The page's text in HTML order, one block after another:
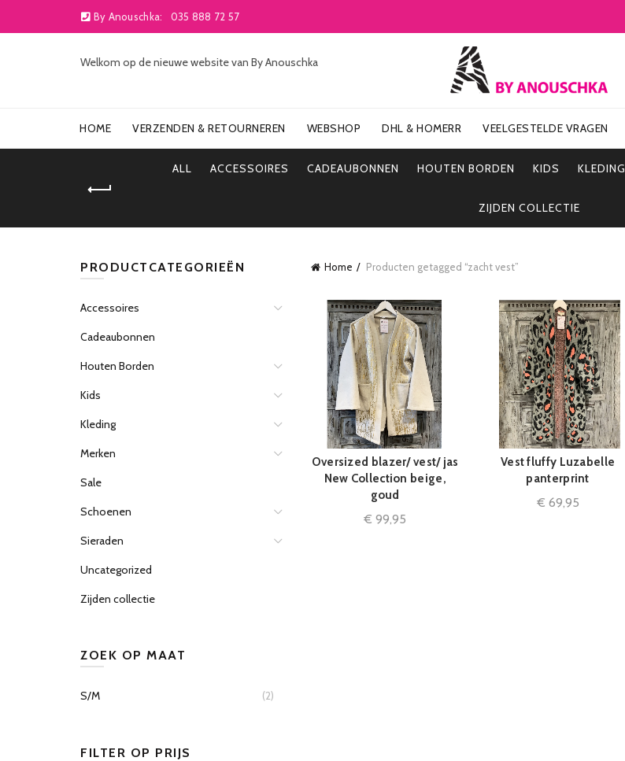
By Anouschka: 035 888 72 57
Welkom op de nieuwe website van By Anouschka
HOME VERZENDEN & RETOURNEREN WEBSHOP DHL & HOMERR VEELGESTELDE VRAGEN
ALL ACCESSOIRES CADEAUBONNEN HOUTEN BORDEN KIDS KLEDING
ZIJDEN COLLECTIE
Home Producten getagged “zacht vest”
IN WINKELMAND
Oversized blazer/ vest/ jas
New Collection beige,
goud
€ 99,95
IN WINKELMAND
Vest fluffy Luzabelle
panterprint
€ 69,95
PRODUCTCATEGORIEËN
Accessoires
Cadeaubonnen
Houten Borden
Kids
Kleding
Merken
Sale
Schoenen
Sieraden
Uncategorized
Zijden collectie
ZOEK OP MAAT
S/M (2)
FILTER OP PRIJS